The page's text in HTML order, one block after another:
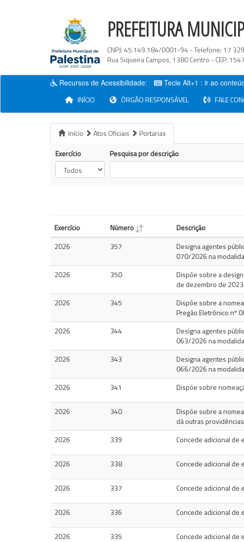
PREFEITURA
CNPJ:45.149.184/0001-94 - Telefone: 17
Rua Siqueira Campos, 1380Centro - CEP:
Recursos de Acessibilidade: Tecle Alt+1 : ir ao
INÍCIO(current)ÓRGÃO RESPONSÁVEL FALE
Início Atos Oficiais
Portarias
Exercício
Pesquisa por descrição
Exercício Número Descrição
2026
357
Designa agentes
070/2026 na
2026 350
Dispõe sobre a
de dezembro de 2023.
2026 345
Dispõe sobre a
Pregão Eletrônico nº
2026 344
Designa agentes
063/2026 na
2026 343
Designa agentes
066/2026 na
2026 341 Dispõe sobre
2026 340
Dispõe sobre a
dá outras
2026 339 Concede adicional de
2026 338 Concede adicional de
2026 337 Concede adicional de
2026 336 Concede adicional de
2026 335 Concede adicional de